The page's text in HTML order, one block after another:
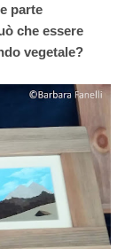
parte
che essere
vegetale?